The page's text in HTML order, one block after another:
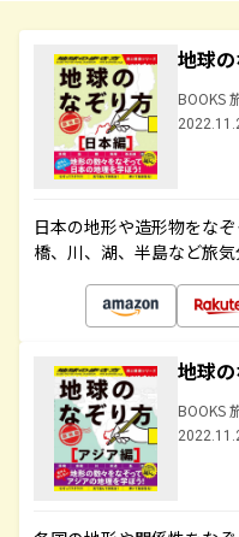
地球
BOOKS
日本の地形や造形物をな
橋、川、湖、半島など旅
地球
BOOKS